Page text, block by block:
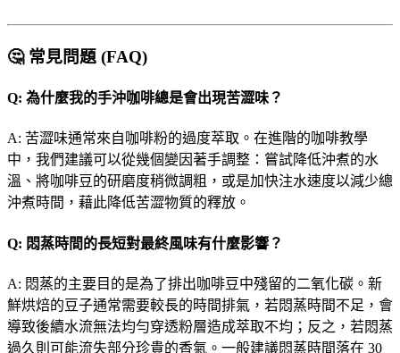
🤔 常見問題 (FAQ)
Q: 為什麼我的手沖咖啡總是會出現苦澀味？
A: 苦澀味通常來自咖啡粉的過度萃取。在進階的咖啡教學
中，我們建議可以從幾個變因著手調整：嘗試降低沖煮的水
溫、將咖啡豆的研磨度稍微調粗，或是加快注水速度以減少總
沖煮時間，藉此降低苦澀物質的釋放。
Q: 悶蒸時間的長短對最終風味有什麼影響？
A: 悶蒸的主要目的是為了排出咖啡豆中殘留的二氧化碳。新
鮮烘焙的豆子通常需要較長的時間排氣，若悶蒸時間不足，會
導致後續水流無法均勻穿透粉層造成萃取不均；反之，若悶蒸
過久則可能流失部分珍貴的香氣。一般建議悶蒸時間落在 30